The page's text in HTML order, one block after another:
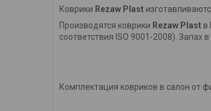
Коврики Rezaw Plast
Производятся коврики Rezaw Plast в
соответствия ISO 9001-2008). Запах
Комплектация ковриков в салон от